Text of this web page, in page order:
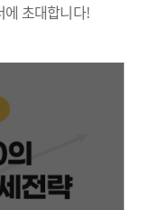
에 초대합니다!